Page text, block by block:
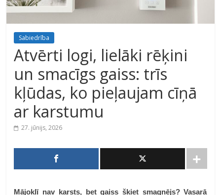
Sabiedrība
Atvērti logi, lielāki rēķini
un smacīgs gaiss: trīs
kļūdas, ko pieļaujam cīņā
ar karstumu
27. jūnijs, 2026
Mājoklī nav karsts, bet gaiss šķiet smagnējs? Vasarā